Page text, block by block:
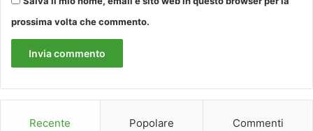
prossima volta che commento.
Recente Popolare Commenti